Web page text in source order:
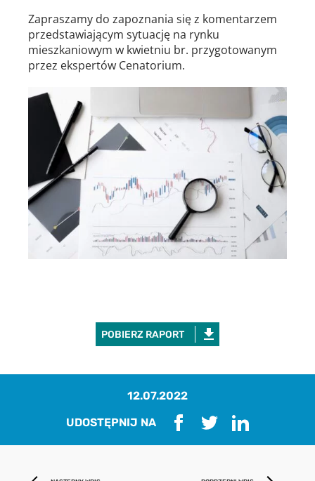
Zapraszamy do zapoznania się z komentarzem
przedstawiającym sytuację na rynku
mieszkaniowym w kwietniu br. przygotowanym
przez ekspertów Cenatorium.
POBIERZ RAPORT
12.07.2022
UDOSTĘPNIJ NA